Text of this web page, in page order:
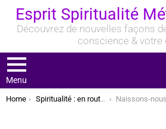
Esprit Spiritualité
Découvrez de nouvelles façons
conscience & votre
Menu
You are here:
Home Spiritualité : en route vers la conscience spirituelle Naissons-nous avec un destin déjà tracé ? C’est ainsi que nous